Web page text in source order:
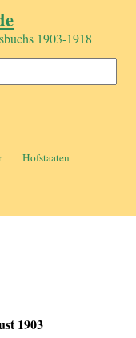
1903-1918
Hofstaaten
1903